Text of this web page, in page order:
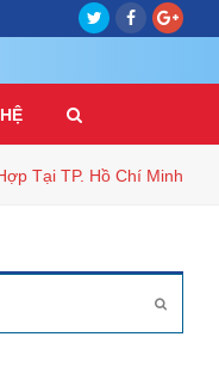
TwitterFacebook
Tại TP. Hồ Chí Minh